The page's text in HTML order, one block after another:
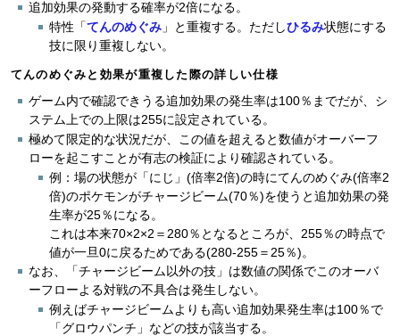
追加効果の発動する確率が2倍になる。
特性「てんのめぐみ 」と重複する。ただしひるみ状態にする
技に限り重複しない。
てんのめぐみと効果が重複した際の詳しい仕様
ゲーム内で確認できうる追加効果の発生率は100％までだが、シ
ステム上での上限は255に設定されている。
極めて限定的な状況だが、この値を超えると数値がオーバーフ
ローを起こすことが有志の検証により確認されている。
例：場の状態が「にじ」(倍率2倍)の時にてんのめぐみ(倍率2
倍)のポケモンがチャージビーム(70％)を使うと追加効果の発
生率が25％になる。
これは本来70×2×2＝280％となるところが、255％の時点で
値が一旦0に戻るためである(280-255＝25％)。
なお、「チャージビーム以外の技」は数値の関係でこのオーバ
ーフローよる対戦の不具合は発生しない。
例えばチャージビームよりも高い追加効果発生率は100％で
「グロウパンチ」などの技が該当する。